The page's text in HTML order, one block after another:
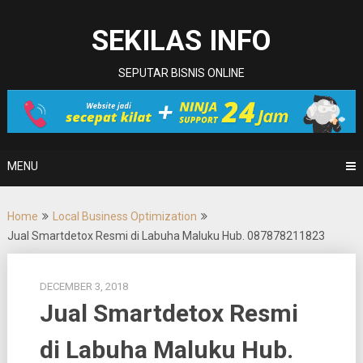
SEKILAS INFO
SEPUTAR BISNIS ONLINE
MENU
Home
Local Business Optimization
Jual Smartdetox Resmi di Labuha Maluku Hub. 087878211823
DECEMBER 3, 2018
Jual Smartdetox Resmi
di Labuha Maluku Hub.